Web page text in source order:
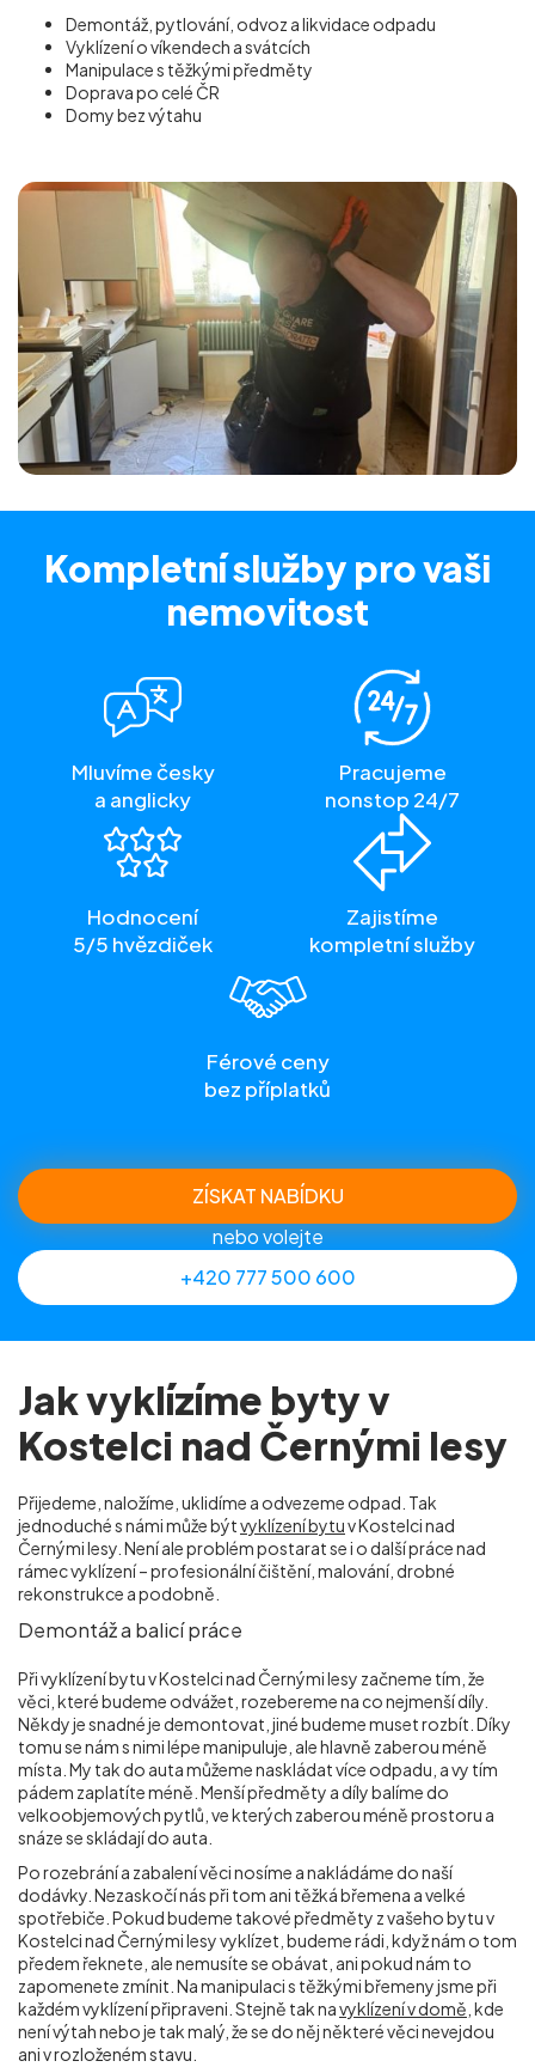
Demontáž, pytlování, odvoz a likvidace odpadu
Vyklízení o víkendech a svátcích
Manipulace s těžkými předměty
Doprava po celé ČR
Domy bez výtahu
Kompletní služby pro vaši
nemovitost
Mluvíme česky
a anglicky
Pracujeme
nonstop 24/7
Hodnocení
5/5 hvězdiček
Zajistíme
kompletní služby
Férové ceny
bez příplatků
ZÍSKAT NABÍDKU
nebo volejte
+420 777 500 600
Jak vyklízíme byty v
Kostelci nad Černými lesy
Přijedeme, naložíme, uklidíme a odvezeme odpad. Tak
jednoduché s námi může býtvyklízení bytuv Kostelci nad
Černými lesy. Není ale problém postarat se i o další práce nad
rámec vyklízení – profesionální čištění, malování, drobné
rekonstrukce a podobně.
Demontáž a balicí práce
Při vyklízení bytu v Kostelci nad Černými lesy začneme tím, že
věci, které budeme odvážet, rozebereme na co nejmenší díly.
Někdy je snadné je demontovat, jiné budeme muset rozbít. Díky
tomu se nám s nimi lépe manipuluje, ale hlavně zaberou méně
místa. My tak do auta můžeme naskládat více odpadu, a vy tím
pádem zaplatíte méně. Menší předměty a díly balíme do
velkoobjemových pytlů, ve kterých zaberou méně prostoru a
snáze se skládají do auta.
Po rozebrání a zabalení věci nosíme a nakládáme do naší
dodávky. Nezaskočí nás při tom ani těžká břemena a velké
spotřebiče. Pokud budeme takové předměty z vašeho bytu v
Kostelci nad Černými lesy vyklízet, budeme rádi, když nám o tom
předem řeknete, ale nemusíte se obávat, ani pokud nám to
zapomenete zmínit. Na manipulaci s těžkými břemeny jsme při
každém vyklízení připraveni. Stejně tak navyklízení v domě , kde
není výtah nebo je tak malý, že se do něj některé věci nevejdou
ani v rozloženém stavu.